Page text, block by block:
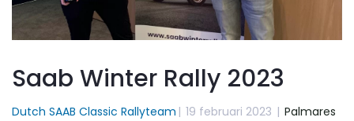
Saab Winter Rally 2023
Dutch SAAB Classic Rallyteam | 19 februari 2023 | Palmares